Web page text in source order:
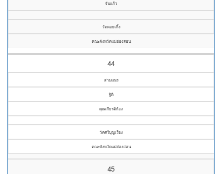
จันแก้ว
วัดดอยเกิ้ง
คณะจังหวัดแม่ฮ่องสอน
44
สามเณร
ฐิติ
คุณเกียรติก้อง
วัดศรีบุญเรือง
คณะจังหวัดแม่ฮ่องสอน
45